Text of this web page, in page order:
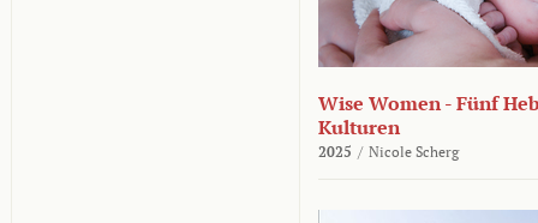
Wise Women - Fünf
Kulturen
2025 / Nicole Scherg